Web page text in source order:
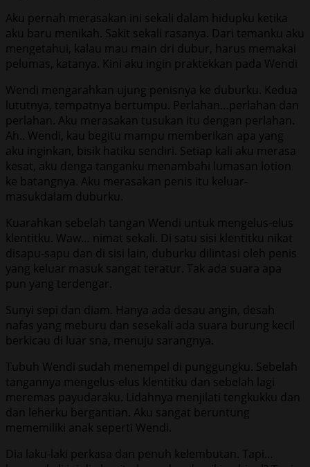
Aku pernah merasakan ini sekali dalam hidupku ketika
aku baru menikah. Sakit sekali rasanya. Dari temanku aku
mengetahui, kalau mau main dri dubur, harus memakai
pelumas, katanya. Kini aku ingin praktekkan pada Wendi
Wendi mengarahkan ujung penisnya ke duburku. Kedua
lututnya, tempatnya bertumpu. Perlahan…perlahan dan
perlahan. Aku merasakan tusukan itu dengan perlahan.
Ah.. Wendi, kau begitu mampu memberikan apa yang
aku inginkan, bisik hatiku sendiri. Setiap kali aku merasa
kesat, aku denga tanganku menambahi lumasan lotion
ke batangnya. Aku merasakan penis itu keluar-
masukdalam duburku.
Kuarahkan sebelah tangan Wendi untuk mengelus-elus
klentitku. Waw… nimat sekali. Di satu sisi klentitku nikat
disapu-sapu dan di sisi lain, duburku dilintasi oleh penis
yang keluar masuk sangat teratur. Tak ada suara apa
pun yang terdengar.
Sunyi sepi dan diam. Hanya ada desau angin, desah
nafas yang meburu dan sesekali ada suara burung kecil
berkicau di luar sna, menuju sarangnya.
Tubuh Wendi sudah menempel di punggungku. Sebelah
tangannya mengelus-elus klentitku dan sebelah lagi
meremas payudaraku. Lidahnya menjilati tengkukku dan
dan leherku bergantian. Aku sangat beruntung
mememiliki anak seperti Wendi.
Dia laku-laki perkasa dan penuh kelembutan. Tapi…